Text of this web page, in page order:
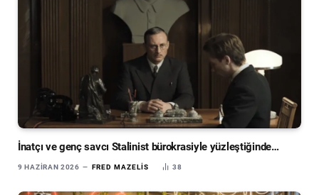
İnatçı ve genç savcı Stalinist bürokrasiyle yüzleştiğinde…
9 HAZIRAN 2026 FRED MAZELIS 38